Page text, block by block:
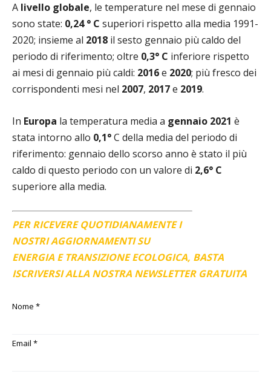
A livello globale, le temperature nel mese di gennaio
sono state: 0,24 ° C superiori rispetto alla media 1991-
2020; insieme al 2018 il sesto gennaio più caldo del
periodo di riferimento; oltre 0,3° C inferiore rispetto
ai mesi di gennaio più caldi: 2016e 2020; più fresco dei
corrispondenti mesi nel 2007, 2017e 2019.
In Europa la temperatura media a gennaio 2021 è
stata intorno allo 0,1°C della media del periodo di
riferimento: gennaio dello scorso anno è stato il più
caldo di questo periodo con un valore di 2,6° C
superiore alla media.
PER RICEVERE QUOTIDIANAMENTE I
NOSTRI AGGIORNAMENTI SU
ENERGIA E TRANSIZIONE ECOLOGICA, BASTA
ISCRIVERSI ALLA NOSTRA NEWSLETTER GRATUITA
Nome *
Email *